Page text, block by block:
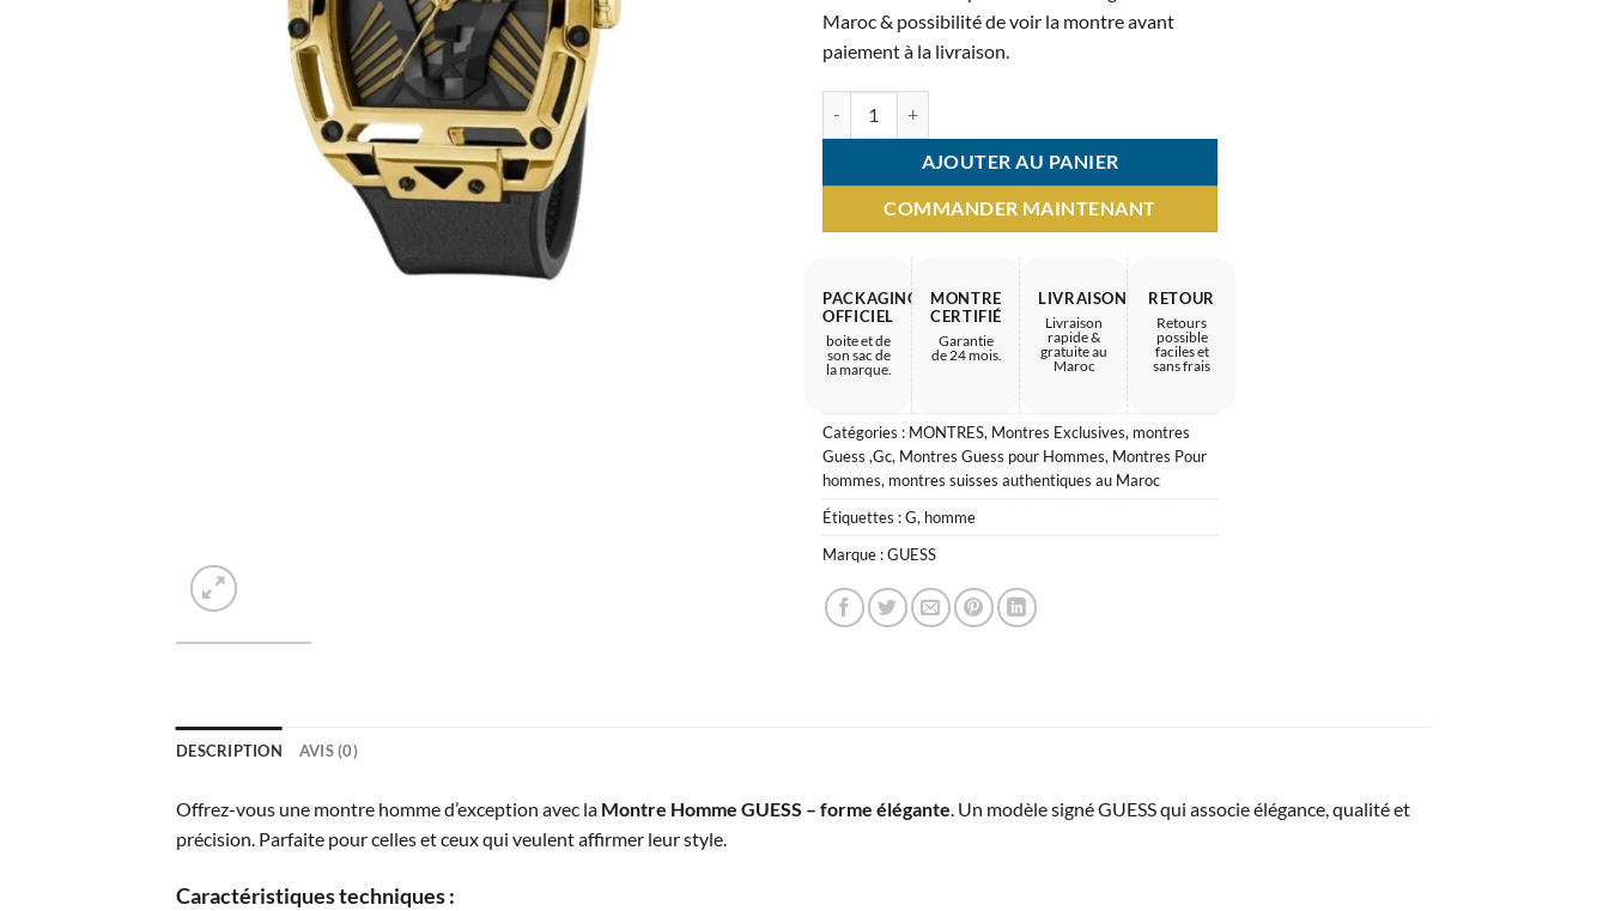
Maroc & possibilité de voir la montre avant
paiement à la livraison.
AJOUTER AU PANIER
COMMANDER MAINTENANT
PACKAGING
OFFICIEL
boite et de
son sac de
la marque.
MONTRE
CERTIFIÉ
Garantie
de 24 mois.
LIVRAISON
Livraison
rapide &
gratuite au
Maroc
RETOUR
Retours
possible
faciles et
sans frais
Catégories : MONTRES, Montres Exclusives, montres
Guess ,Gc, Montres Guess pour Hommes, Montres Pour
hommes, montres suisses authentiques au Maroc
Étiquettes :G, homme
Marque :GUESS
DESCRIPTION AVIS (0)
Offrez-vous une montre homme d’exception avec la Montre Homme GUESS – forme élégante. Un modèle signé GUESS qui associe élégance, qualité et
précision. Parfaite pour celles et ceux qui veulent affirmer leur style.
Caractéristiques techniques :